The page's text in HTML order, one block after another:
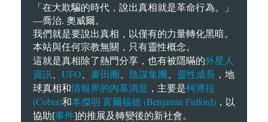
「在大欺騙的時代，說出真相就是革命行為。」
—喬治. 奧威爾。
我們就是要說出真相，以僅有的力量轉化黑暗。
本站與任何宗教無關，只有靈性概念。
這就是真相除了熱門分享，也有被隱暪的外星人
資訊
UFO 麥田圈 陰謀集團 靈性成長 ，地
球真相和情報界的內幕消息 ，主要是柯博拉
(Cobra)和本傑明·富爾福德 (Benjamin Fulford) ，以
協助[事件]的推展及轉變後的新社會。